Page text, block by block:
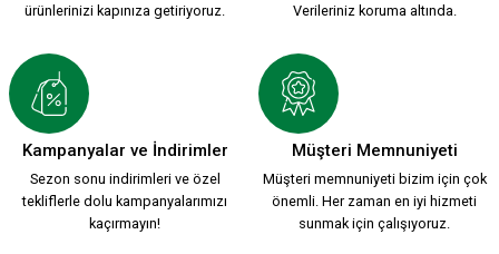
3.500,00 TL
YENİ SEZON 2026/2027 HUMMEL FUNCTIONAL POLO T-
2.000,00 TL
ürünlerinizi kapınıza getiriyoruz.
Verileriniz koruma altında.
Kampanyalar ve İndirimler
Sezon sonu indirimleri ve özel
tekliflerle dolu kampanyalarımızı
kaçırmayın!
Müşteri Memnuniyeti
Müşteri memnuniyeti bizim için çok
önemli. Her zaman en iyi hizmeti
sunmak için çalışıyoruz.